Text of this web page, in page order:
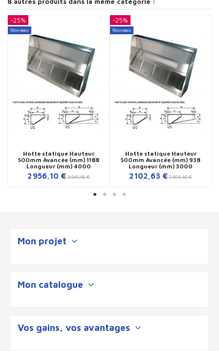
-25%
Nouveau
Hotte statique Hauteur
500mm Avancée (mm) 1188
Longueur (mm) 4000
2 956,10 € 3 941,46 €
-25%
Nouveau
Hotte statique Hauteur
500mm Avancée (mm) 938
Longueur (mm) 3000
2 102,63 € 2 803,50 €
Mon projet
Mon catalogue
Vos gains, vos avantages